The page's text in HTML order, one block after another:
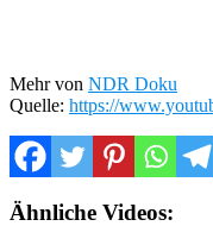
Mehr von NDR Doku
Quelle: https://
Ähnliche Videos: